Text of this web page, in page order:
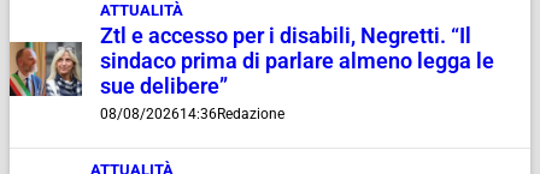
ATTUALITÀ
Ztl e accesso per i disabili, Negretti. “Il
sindaco prima di parlare almeno legga le
sue delibere”
08/08/202614:36Redazione
ATTUALITÀ